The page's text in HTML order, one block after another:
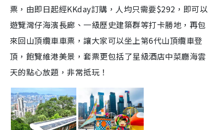
票，由即日起經KKday訂購，人均只需要$292，即可以
遊覽灣仔海濱長廊、一級歷史建築群等打卡勝地，再包
來回山頂纜車車票，讓大家可以坐上第6代山頂纜車登
頂，飽覽維港美景，套票更包括了星級酒店中菜廳海雲
天的點心放題，非常抵玩！